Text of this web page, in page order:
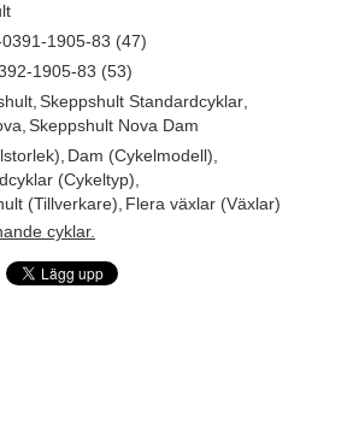
1905-83 (47)
1905-83 (53)
Skeppshult Standardcyklar
Skeppshult Nova Dam
Dam (Cykelmodell)
(Cykeltyp)
(Tillverkare) Flera växlar (Växlar)
cyklar.